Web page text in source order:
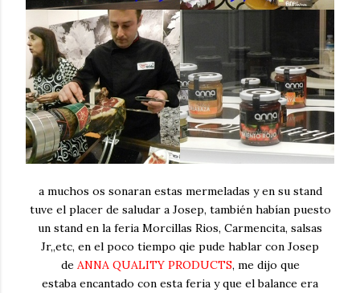
a muchos os sonaran estas mermeladas y en su stand
tuve el placer de saludar a Josep, también habían puesto
un stand en la feria Morcillas Rios, Carmencita, salsas
Jr,,etc, en el poco tiempo qie pude hablar con Josep
de ANNA QUALITY PRODUCTS, me dijo que
estaba encantado con esta feria y que el balance era